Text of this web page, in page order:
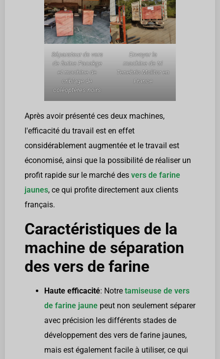
Séparateur de vers
de farine Pacakge
et machine de
criblage de
coléoptères noirs
Envoyer la
machine de tri
Tenebrio Molitor en
France
Après avoir présenté ces deux machines,
l'efficacité du travail est en effet
considérablement augmentée et le travail est
économisé, ainsi que la possibilité de réaliser un
profit rapide sur le marché des vers de farine
jaunes, ce qui profite directement aux clients
français.
Caractéristiques de la
machine de séparation
des vers de farine
Haute efficacité: Notre tamiseuse de vers
de farine jaune peut non seulement séparer
avec précision les différents stades de
développement des vers de farine jaunes,
mais est également facile à utiliser, ce qui